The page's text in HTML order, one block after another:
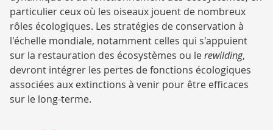
particulier ceux où les oiseaux jouent de nombreux
rôles écologiques. Les stratégies de conservation à
l'échelle mondiale, notamment celles qui s'appuient
sur la restauration des écosystèmes ou lerewilding,
devront intégrer les pertes de fonctions écologiques
associées aux extinctions à venir pour être efficaces
sur le long-terme.